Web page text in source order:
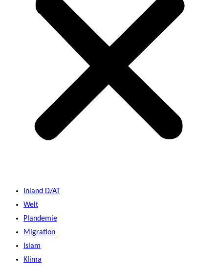
Inland D/AT
Welt
Plandemie
Migration
Islam
Klima